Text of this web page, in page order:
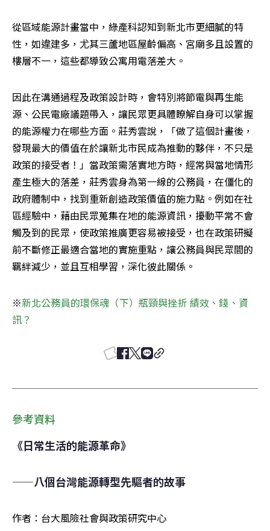
從區域能源計畫當中，綠產科認知到新北市更細膩的特
性，如違建多，尤其三蘆地區屋齡偏高、宮廟多且設置的
樓層不一，這些都導致公寓用電落差大。
因此在溝通過程及政策設計時，會特別將節電與再生能
源、公民電廠議題帶入，讓民眾更具體瞭解自身可以掌握
的能源權力在哪些方面。莊秀雲說，「做了這個計畫後，
發現最大的價值在於讓新北市民成為推動的夥伴，不只是
政策的接受者！」當政策需落實地方時，經常與當地情形
產生極大的落差，莊秀雲身為第一線的公務員，在僵化的
政府體制中，找到重新創造政策價值的施力點。例如在社
區經驗中，藉由民眾蒐集在地的能源資訊，擾動平常不會
觸及到的民眾，使政策推廣更容易被接受，也在政策研擬
前不斷修正最適合當地的實施重點，讓公務員與民眾間的
羈絆減少，並且互相學習，深化彼此關係。
※新北公務員的環保魂（下）瓶頸與挫折 績效、錢、資
訊？
參考資料
《日常生活的能源革命》
——八個台灣能源轉型先驅者的故事
作者：台大風險社會與政策研究中心